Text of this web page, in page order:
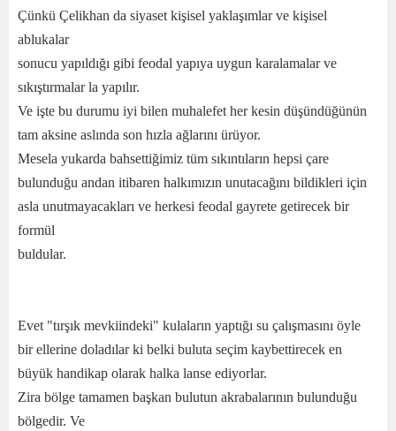
Çünkü Çelikhan da siyaset kişisel yaklaşımlar ve kişisel
ablukalar
sonucu yapıldığı gibi feodal yapıya uygun karalamalar ve
sıkıştırmalar la yapılır.
Ve işte bu durumu iyi bilen muhalefet her kesin düşündüğünün
tam aksine aslında son hızla ağlarını ürüyor.
Mesela yukarda bahsettiğimiz tüm sıkıntıların hepsi çare
bulunduğu andan itibaren halkımızın unutacağını bildikleri için
asla unutmayacakları ve herkesi feodal gayrete getirecek bir
formül
buldular.
Evet "tırşık mevkiindeki" kulaların yaptığı su çalışmasını öyle
bir ellerine doladılar ki belki buluta seçim kaybettirecek en
büyük handikap olarak halka lanse ediyorlar.
Zira bölge tamamen başkan bulutun akrabalarının bulunduğu
bölgedir. Ve